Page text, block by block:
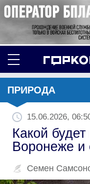
ПРИРОДА
15.06.2026,
Какой
Воронеже и
Семен